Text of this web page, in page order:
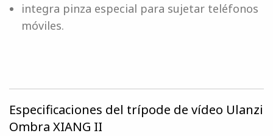
integra pinza especial para sujetar teléfonos
móviles.
Especificaciones del trípode de vídeo Ulanzi
Ombra XIANG II